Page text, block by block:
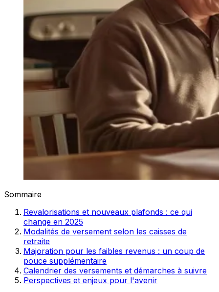
Sommaire
Revalorisations et nouveaux plafonds : ce qui
change en 2025
Modalités de versement selon les caisses de
retraite
Majoration pour les faibles revenus : un coup de
pouce supplémentaire
Calendrier des versements et démarches à suivre
Perspectives et enjeux pour l'avenir